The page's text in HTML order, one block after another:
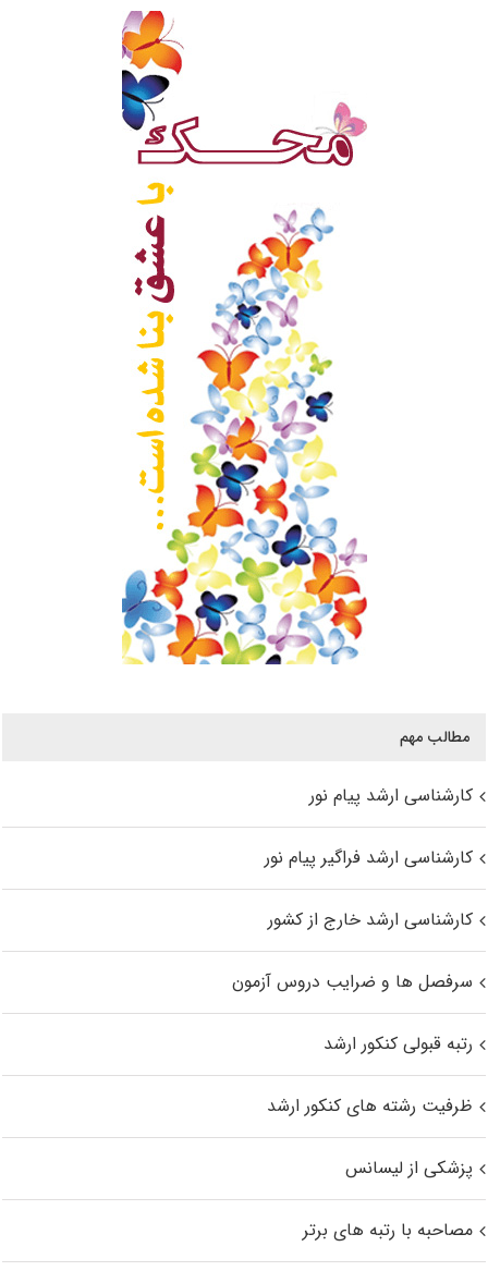
مطالب مهم
کارشناسی ارشد پیام نور
کارشناسی ارشد فراگیر پیام نور
کارشناسی ارشد خارج از کشور
سرفصل ها و ضرایب دروس آزمون
رتبه قبولی کنکور ارشد
ظرفیت رشته های کنکور ارشد
پزشکی از لیسانس
مصاحبه با رتبه های برتر